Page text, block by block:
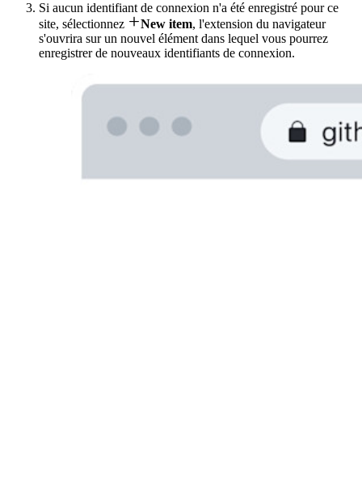
Si aucun identifiant de connexion n'a été enregistré pour ce
site, sélectionnez New item, l'extension du navigateur
s'ouvrira sur un nouvel élément dans lequel vous pourrez
enregistrer de nouveaux identifiants de connexion.